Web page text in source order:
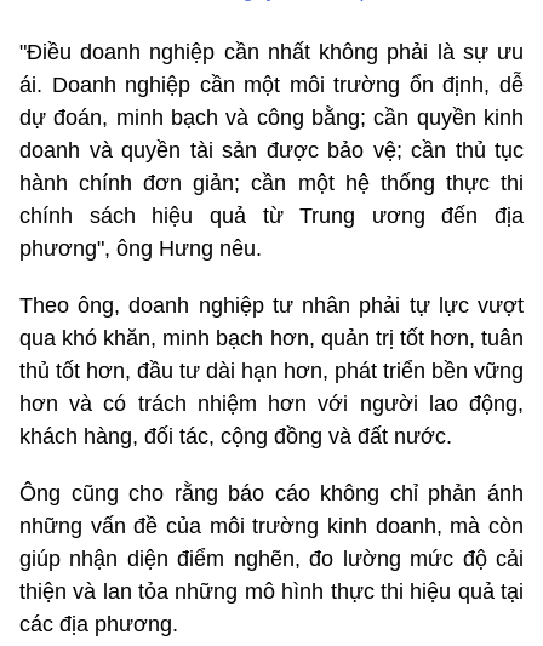
"Điều doanh nghiệp cần nhất không phải là sự ưu
ái. Doanh nghiệp cần một môi trường ổn định, dễ
dự đoán, minh bạch và công bằng; cần quyền kinh
doanh và quyền tài sản được bảo vệ; cần thủ tục
hành chính đơn giản; cần một hệ thống thực thi
chính sách hiệu quả từ Trung ương đến địa
phương", ông Hưng nêu.
Theo ông, doanh nghiệp tư nhân phải tự lực vượt
qua khó khăn, minh bạch hơn, quản trị tốt hơn, tuân
thủ tốt hơn, đầu tư dài hạn hơn, phát triển bền vững
hơn và có trách nhiệm hơn với người lao động,
khách hàng, đối tác, cộng đồng và đất nước.
Ông cũng cho rằng báo cáo không chỉ phản ánh
những vấn đề của môi trường kinh doanh, mà còn
giúp nhận diện điểm nghẽn, đo lường mức độ cải
thiện và lan tỏa những mô hình thực thi hiệu quả tại
các địa phương.